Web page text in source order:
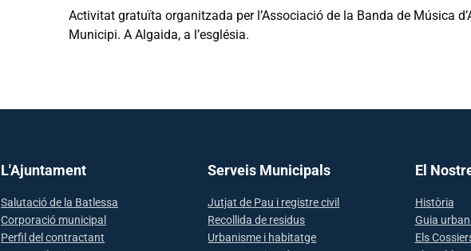
Activitat gratuïta organitzada per l’Associació de la Banda de Música
Municipi. A Algaida, a l’església.
L'Ajuntament
Salutació de la Batlessa
Corporació municipal
Perfil del contractant
Serveis Municipals
Jutjat de Pau i registre civil
Recollida de residus
Urbanisme i habitatge
El
Història
Guia
Els